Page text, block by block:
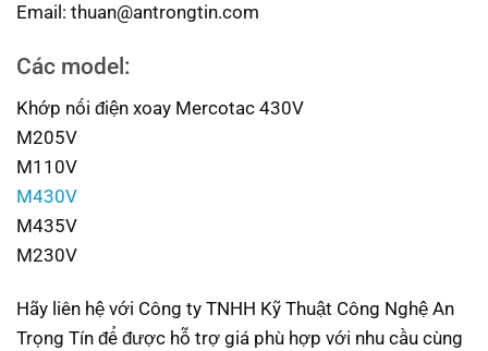
Email: thuan@antrongtin.com
Các model:
Khớp nối điện xoay Mercotac 430V
M205V
M110V
M430V
M435V
M230V
Hãy liên hệ với Công ty TNHH Kỹ Thuật Công Nghệ An
Trọng Tín để được hỗ trợ giá phù hợp với nhu cầu cùng